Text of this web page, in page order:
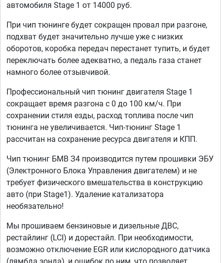
автомобиля Stage 1 от 14000 руб.
При чип тюнинге будет сокращен провал при разгоне,
подхват будет значительно лучше уже с низких
оборотов, коробка передач перестанет тупить, и будет
переключать более адекватно, а педаль газа станет
намного более отзывчивой.
Профессиональный чип тюнинг двигателя Stage 1
сокращает время разгона с 0 до 100 км/ч. При
сохранении стиля езды, расход топлива после чип
тюнинга не увеличивается. Чип-тюнинг Stage 1
рассчитан на сохранение ресурса двигателя и КПП.
Чип тюнинг БМВ З4 производится путем прошивки ЭБУ
(Электронного Блока Управления двигателем) и не
требует физического вмешательства в конструкцию
авто (при Stage1). Удаление катализатора
необязательно!
Мы прошиваем бензиновые и дизельные ДВС,
рестайлинг (LCI) и дорестайл. При необходимости,
возможно отключение EGR или кислородного датчика